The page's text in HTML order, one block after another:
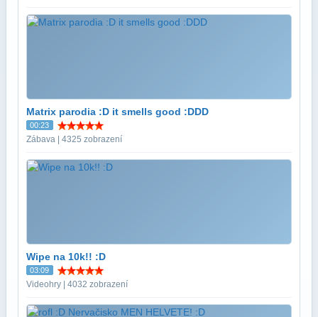
Matrix parodia :D it smells good :DDD
00:23
Zábava | 4325 zobrazení
Wipe na 10k!! :D
03:09
Videohry | 4032 zobrazení